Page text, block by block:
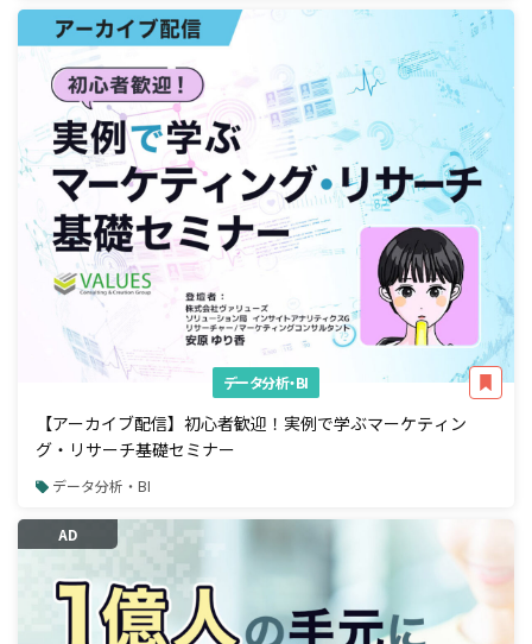
データ分析・BI
【アーカイブ配信】初心者歓迎！実例で学ぶマーケティン
グ・リサーチ基礎セミナー
データ分析・BI
AD